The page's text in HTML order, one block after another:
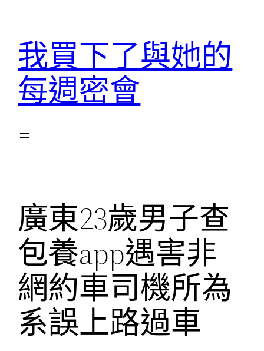
我買下了與她的
每週密會
廣東23歲男子查
包養app遇害非
網約車司機所為
系誤上路過車